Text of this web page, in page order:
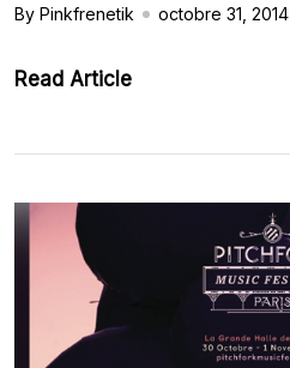
By Pinkfrenetik octobre 31, 2014
Read Article